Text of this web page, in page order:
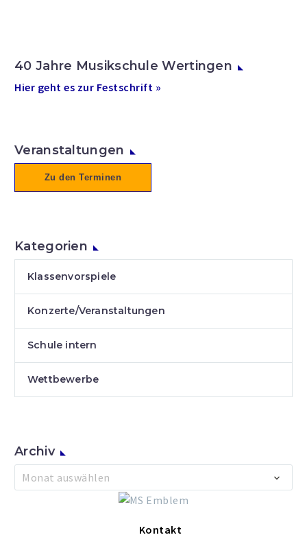
40 Jahre Musikschule Wertingen
Hier geht es zur Festschrift »
Veranstaltungen
Zu den Terminen
Kategorien
Klassenvorspiele
Konzerte/Veranstaltungen
Schule intern
Wettbewerbe
Archiv
Archiv
Monat auswählen
Kontakt